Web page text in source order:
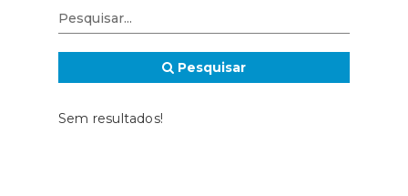
Pesquisar
Sem resultados!